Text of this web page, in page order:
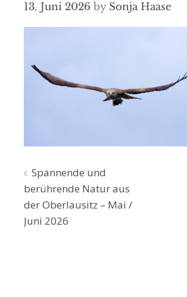
13. Juni 2026 by Sonja Haase
Beitragsnavigation
Spannende und
berührende Natur aus
der Oberlausitz – Mai /
Juni 2026